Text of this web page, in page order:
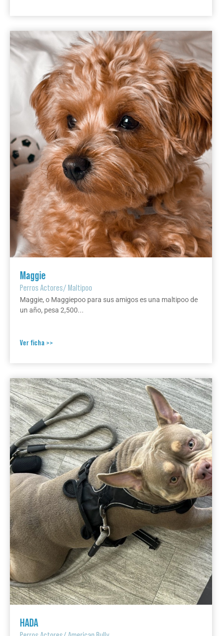
Maggie
Perros Actores/Maltipoo
Maggie, o Maggiepoo para sus amigos es una maltipoo de
un año, pesa 2,500...
Ver ficha >>
HADA